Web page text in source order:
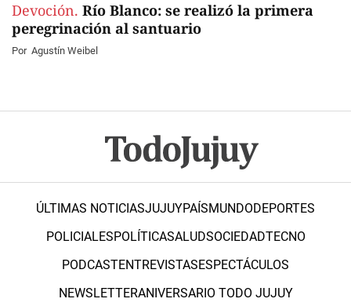
Devoción. Río Blanco: se realizó la primera
peregrinación al santuario
Por Agustín Weibel
ÚLTIMAS NOTICIASJUJUYPAÍSMUNDODEPORTES
POLICIALESPOLÍTICASALUDSOCIEDADTECNO
PODCASTENTREVISTASESPECTÁCULOS
NEWSLETTERANIVERSARIO TODO JUJUY